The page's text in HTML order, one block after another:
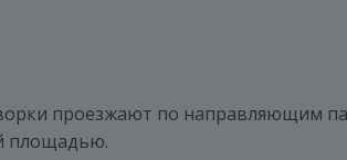
проезжают по направляющим
площадью.